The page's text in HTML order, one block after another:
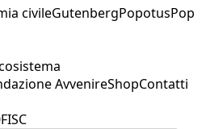
civileGutenbergPopotusPop
AvvenireShopContatti
FISC